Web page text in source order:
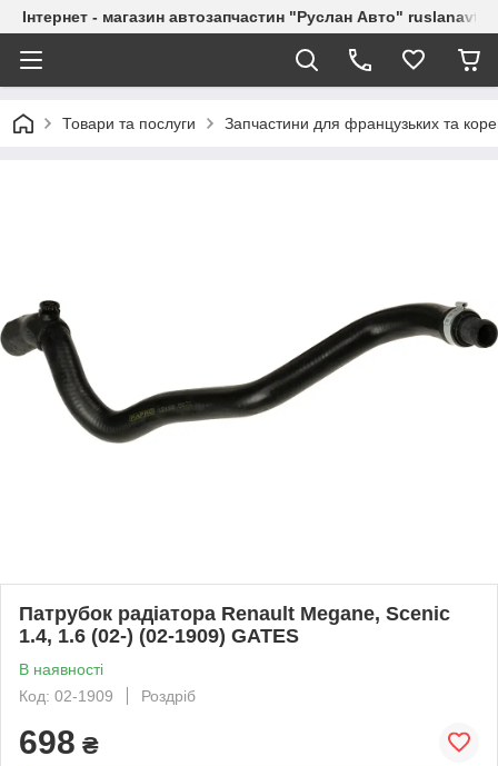
Інтернет - магазин автозапчастин "Руслан Авто"
Товари та послуги Запчастини для французьких та
Патрубок радіатора Renault Megane, Scenic
1.4, 1.6 (02-) (02-1909) GATES
В наявності
Код: 02-1909
Роздріб
698 ₴